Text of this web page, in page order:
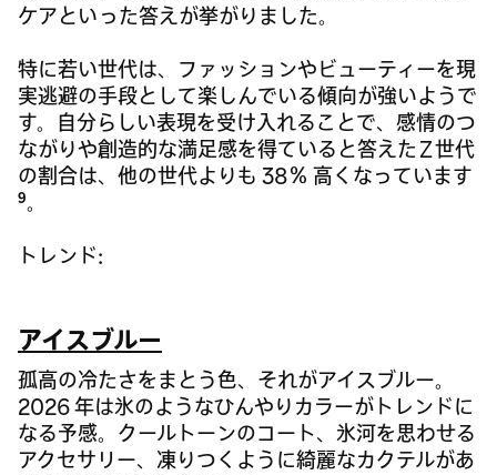
ケアといった答えが挙がりました。
特に若い世代は、ファッションやビューティーを現
実逃避の手段として楽しんでいる傾向が強いようで
す。自分らしい表現を受け入れることで、感情のつ
ながりや創造的な満足感を得ていると答えた Z 世代
の割合は、他の世代よりも 38％ 高くなっています
9 。
トレンド:
アイスブルー
孤高の冷たさをまとう色、それがアイスブルー。
2026 年は氷のようなひんやりカラーがトレンドに
なる予感。クールトーンのコート、氷河を思わせる
アクセサリー、凍りつくように綺麗なカクテルがあ